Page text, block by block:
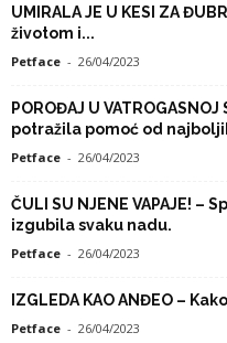
UMIRALA JE U KESI ZA
životom i...
Petface - 26/04/2023
POROĐAJ U
potražila pomoć od
Petface - 26/04/2023
ČULI SU NJENE VAPAJE! –
izgubila svaku nadu.
Petface - 26/04/2023
IZGLEDA KAO ANĐEO –
Petface - 26/04/2023